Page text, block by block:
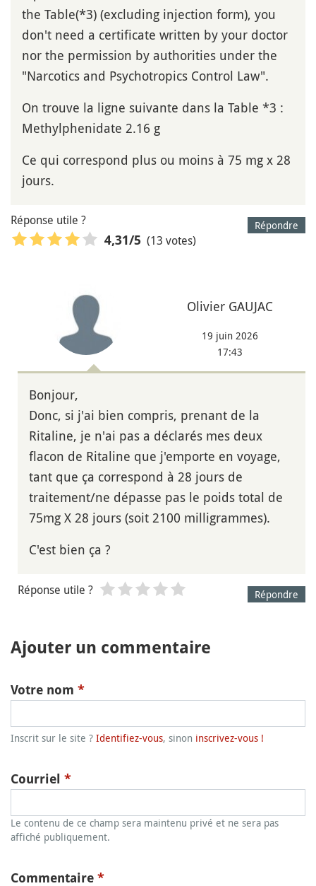
the Table(*3) (excluding injection form), you
don't need a certificate written by your doctor
nor the permission by authorities under the
"Narcotics and Psychotropics Control Law".
On trouve la ligne suivante dans la Table *3 :
Methylphenidate 2.16 g
Ce qui correspond plus ou moins à 75 mg x 28
jours.
Répondre
Réponse utile ?
4,31/5 (13 votes)
Olivier GAUJAC
19 juin 2026
17:43
Bonjour,
Donc, si j'ai bien compris, prenant de la
Ritaline, je n'ai pas a déclarés mes deux
flacon de Ritaline que j'emporte en voyage,
tant que ça correspond à 28 jours de
traitement/ne dépasse pas le poids total de
75mg X 28 jours (soit 2100 milligrammes).
C'est bien ça ?
Répondre
Réponse utile ?
Ajouter un commentaire
Votre nom *
Inscrit sur le site ? Identifiez-vous, sinon inscrivez-vous !
Courriel *
Le contenu de ce champ sera maintenu privé et ne sera pas
affiché publiquement.
Commentaire *